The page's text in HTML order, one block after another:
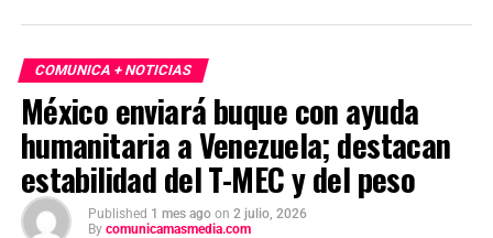
COMUNICA + NOTICIAS
México enviará buque con ayuda
humanitaria a Venezuela; destacan
estabilidad del T-MEC y del peso
Published 1 mes ago on 2 julio, 2026
By comunicamasmedia.com